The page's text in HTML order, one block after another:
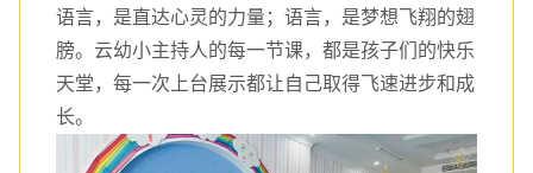
语言，是直达心灵的力量；语言，是梦想飞翔的翅
膀。云幼小主持人的每一节课，都是孩子们的快乐
天堂，每一次上台展示都让自己取得飞速进步和成
长。